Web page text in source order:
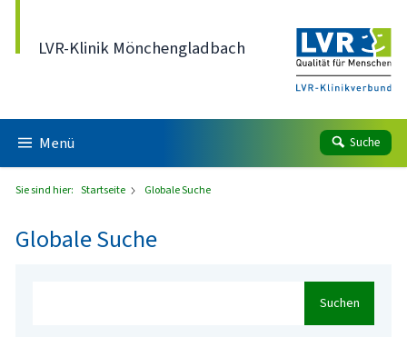
LVR-Klinik Mönchengladbach
Menü Suche
Sie sind hier: Startseite Globale Suche
Globale Suche
Suchen